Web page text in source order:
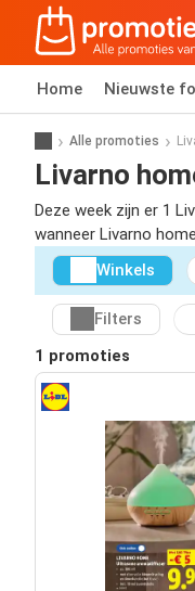
Home Nieuwste
Alle promoties
Livarno
Deze week zijn er 1
wanneer Livarno
Winkels
Filters
1 promoties